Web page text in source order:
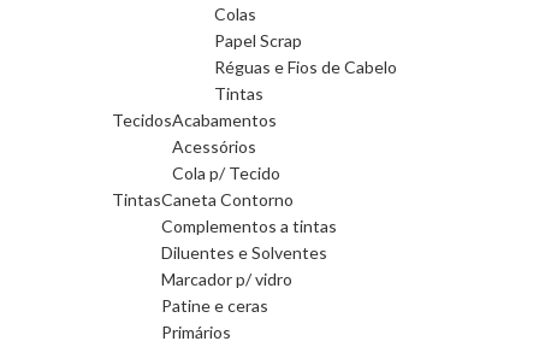
Colas
Papel Scrap
Réguas e Fios de Cabelo
Tintas
TecidosAcabamentos
Acessórios
Cola p/ Tecido
TintasCaneta Contorno
Complementos a tintas
Diluentes e Solventes
Marcador p/ vidro
Patine e ceras
Primários